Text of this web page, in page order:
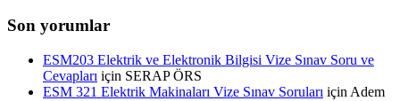
Son yorumlar
ESM203 Elektrik ve Elektronik Bilgisi Vize Sınav Soru ve
Cevapları için SERAP ÖRS
ESM 321 Elektrik Makinaları Vize Sınav Soruları için Adem